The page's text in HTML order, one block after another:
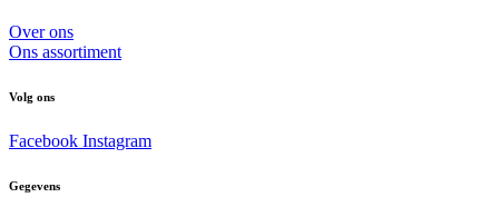
Over ons
Ons assortiment
Volg ons
Facebook Instagram
Gegevens